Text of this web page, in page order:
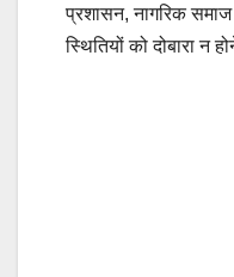
प्रशासन, नागरिक
स्थितियों को दोबारा न